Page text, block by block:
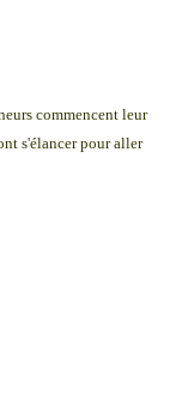
commencent leur
s'élancer pour aller